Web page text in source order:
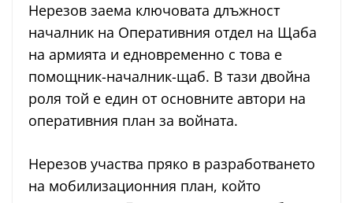
Нерезов заема ключовата длъжност
началник на Оперативния отдел на Щаба
на армията и едновременно с това е
помощник-началник-щаб. В тази двойна
роля той е един от основните автори на
оперативния план за войната.
Нерезов участва пряко в разработването
на мобилизационния план, който